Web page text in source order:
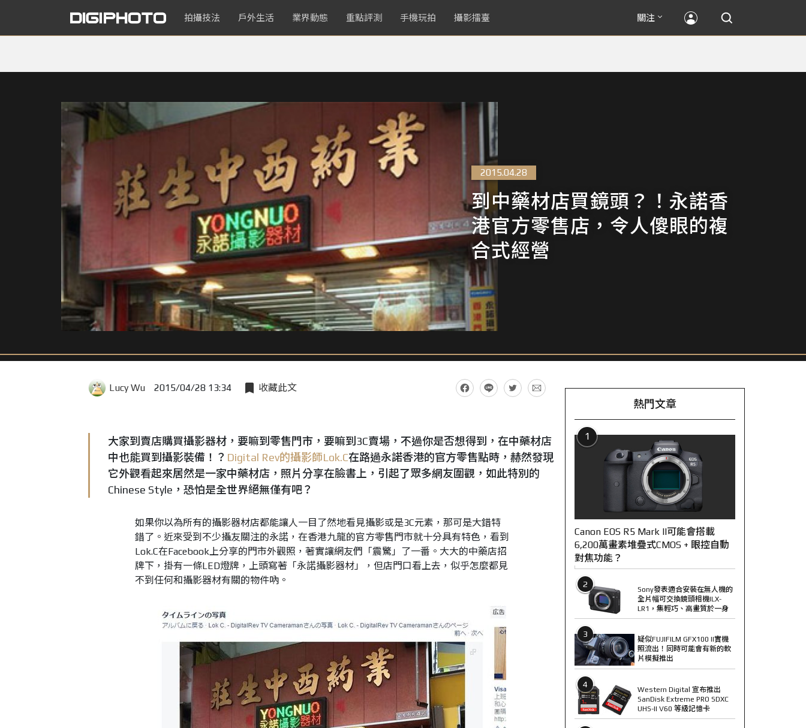
拍攝技法 戶外生活 業界動態 重點評測 手機玩拍 攝影擂臺 關注
2015.04.28
到中藥材店買鏡頭？！永諾香
港官方零售店，令人傻眼的複
合式經營
Lucy Wu 2015/04/28 13:34 收藏此文
大家到賣店購買攝影器材，要嘛到零售門市，要嘛到3C賣場，不過你是否想得到，在中藥材店
中也能買到攝影裝備！？ Digital Rev的攝影師Lok.C在路過永諾香港的官方零售點時，赫然發現
它外觀看起來居然是一家中藥材店，照片分享在臉書上，引起了眾多網友圍觀，如此特別的
Chinese Style，恐怕是全世界絕無僅有吧？
如果你以為所有的攝影器材店都能讓人一目了然地看見攝影或是3C元素，那可是大錯特
錯了。近來受到不少攝友關注的永諾，在香港九龍的官方零售門市就十分具有特色，看到
Lok.C在Facebook上分享的門市外觀照，著實讓網友們「震驚」了一番。大大的中藥店招
牌下，掛有一條LED燈牌，上頭寫著「永諾攝影器材」，但店門口看上去，似乎怎麼都見
不到任何和攝影器材有關的物件吶。
熱門文章
1
Canon EOS R5 Mark II可能會搭載
6,200萬畫素堆疊式CMOS + 眼控自動
對焦功能？
2
Sony發表適合安裝在無人機的
全片幅可交換鏡頭相機ILX-
LR1，集輕巧、高畫質於一身
3
疑似FUJIFILM GFX100 II實機
照流出！同時可能會有新的軟
片模擬推出
4
Western Digital 宣布推出
SanDisk Extreme PRO SDXC
UHS-II V60 等級記憶卡